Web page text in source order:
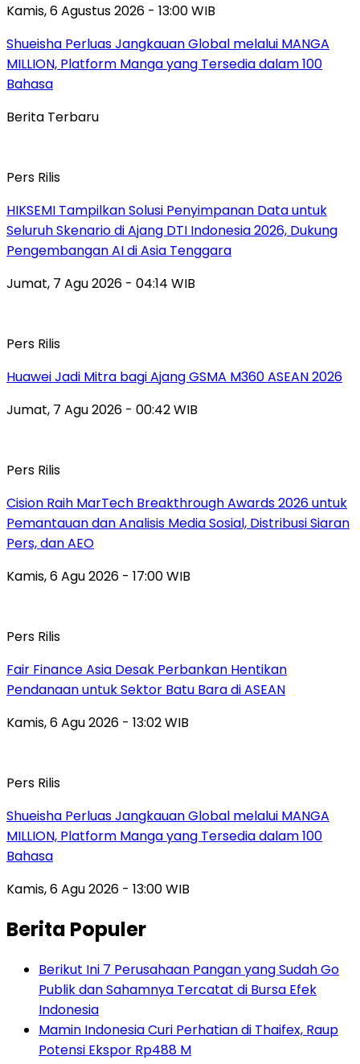
Kamis, 6 Agustus 2026 - 13:00 WIB
Shueisha Perluas Jangkauan Global melalui MANGA
MILLION, Platform Manga yang Tersedia dalam 100
Bahasa
Berita Terbaru
Pers Rilis
HIKSEMI Tampilkan Solusi Penyimpanan Data untuk
Seluruh Skenario di Ajang DTI Indonesia 2026, Dukung
Pengembangan AI di Asia Tenggara
Jumat, 7 Agu 2026 - 04:14 WIB
Pers Rilis
Huawei Jadi Mitra bagi Ajang GSMA M360 ASEAN 2026
Jumat, 7 Agu 2026 - 00:42 WIB
Pers Rilis
Cision Raih MarTech Breakthrough Awards 2026 untuk
Pemantauan dan Analisis Media Sosial, Distribusi Siaran
Pers, dan AEO
Kamis, 6 Agu 2026 - 17:00 WIB
Pers Rilis
Fair Finance Asia Desak Perbankan Hentikan
Pendanaan untuk Sektor Batu Bara di ASEAN
Kamis, 6 Agu 2026 - 13:02 WIB
Pers Rilis
Shueisha Perluas Jangkauan Global melalui MANGA
MILLION, Platform Manga yang Tersedia dalam 100
Bahasa
Kamis, 6 Agu 2026 - 13:00 WIB
Berita Populer
Berikut Ini 7 Perusahaan Pangan yang Sudah Go
Publik dan Sahamnya Tercatat di Bursa Efek
Indonesia
Mamin Indonesia Curi Perhatian di Thaifex, Raup
Potensi Ekspor Rp488 M